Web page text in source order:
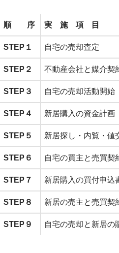
順 序 実 施 項 目
STEP１ 自宅の売却査定
STEP２ 不動産会社と媒介契
STEP３ 自宅の売却活動開始
STEP４ 新居購入の資金計画
STEP５ 新居探し・内覧・値
STEP６ 自宅の買主と売買契
STEP７ 新居購入の買付申込
STEP８ 新居の売主と売買契
STEP９ 自宅の売却と新居の